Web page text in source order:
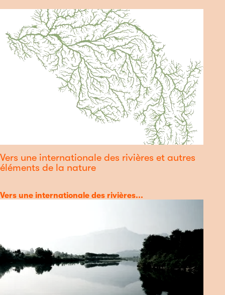
Vers une internationale des rivières et autres
éléments de la nature
Catégorie
Vers une internationale des rivières...